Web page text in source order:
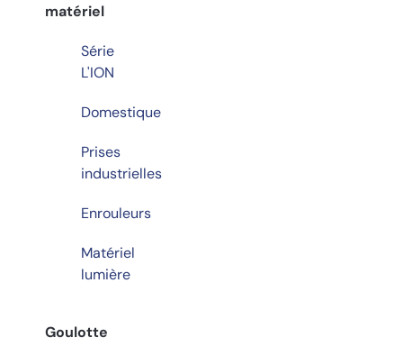
matériel
Série
L'ION
Domestique
Prises
industrielles
Enrouleurs
Matériel
lumière
Goulotte